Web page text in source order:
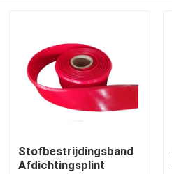
Thuis
Stofbestrijdingsband
Afdichtingsplint